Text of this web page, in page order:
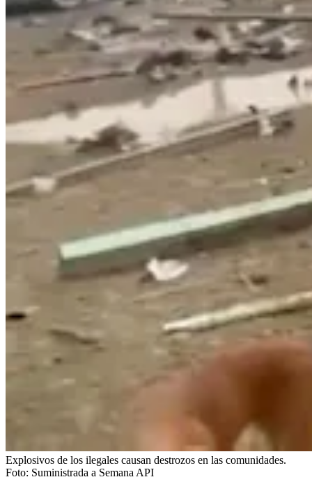
Explosivos de los ilegales causan destrozos en las comunidades.
Foto: Suministrada a Semana API